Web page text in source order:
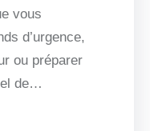
vous
d’urgence,
ou préparer
de…